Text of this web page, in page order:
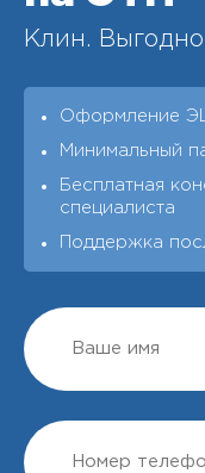
Клин.
Оформление
Минимальный
Бесплатная
специалиста
Поддержка